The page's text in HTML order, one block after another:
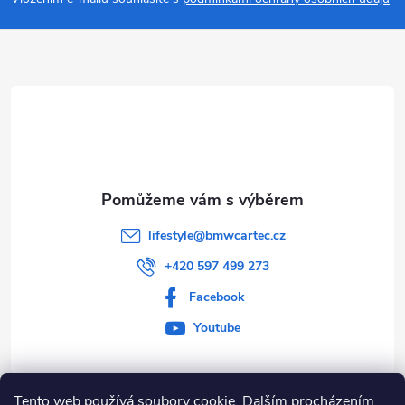
lifestyle@bmwcartec.cz
+420 597 499 273
Facebook
Youtube